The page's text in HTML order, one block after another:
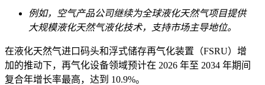
例如，空气产品公司继续为全球液化天然气项目提供
大规模液化天然气液化技术，支持市场主导地位。
在液化天然气进口码头和浮式储存再气化装置（FSRU）增
加的推动下，再气化设备领域预计在 2026 年至 2034 年期间
复合年增长率最高，达到 10.9%。